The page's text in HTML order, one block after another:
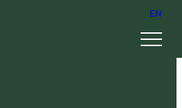
EN